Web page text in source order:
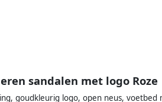
sandalen met logo Roze
goudkleurig logo, open neus, voetbed